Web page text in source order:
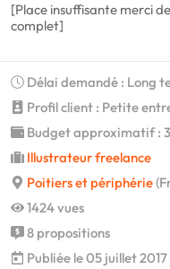
[Place insuffisante merci
complet]
Délai demandé : Long
Profil client : Petite
Budget approximatif :
Illustrateur freelance
Poitiers et périphérie
1424 vues
8 propositions
Publiée le 05 juillet 2017